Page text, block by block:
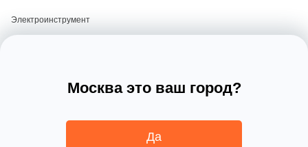
Москва это ваш город?
Да
Электроинструмент
Политика конфиденциальности
Пользовательское соглашение
Информация, представленная на сайте, не является публичной офертой